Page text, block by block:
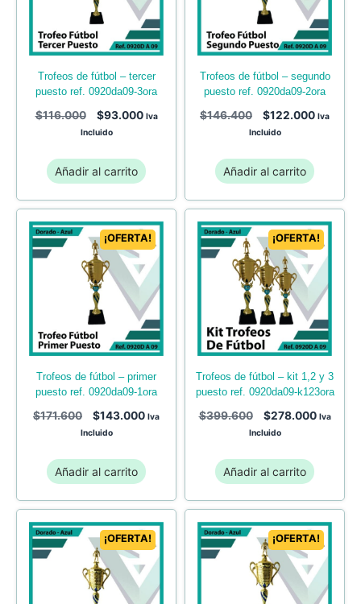
trofeos de fútbol – tercer
puesto ref. 0920da09-3ora
$116.000 $93.000 Iva
Incluido
Añadir al carrito
trofeos de fútbol – segundo
puesto ref. 0920da09-2ora
$146.400 $122.000 Iva
Incluido
Añadir al carrito
¡OFERTA!
trofeos de fútbol – primer
puesto ref. 0920da09-1ora
$171.600 $143.000 Iva
Incluido
Añadir al carrito
¡OFERTA!
trofeos de fútbol – kit 1,2 y 3
puesto ref. 0920da09-k123ora
$399.600 $278.000 Iva
Incluido
Añadir al carrito
¡OFERTA! ¡OFERTA!